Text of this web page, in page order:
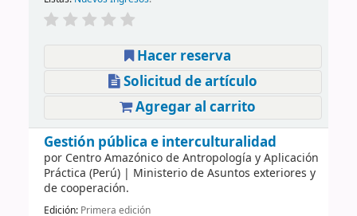
Hacer reserva
Solicitud de artículo
Agregar al carrito
Gestión pública e interculturalidad
por Centro Amazónico de Antropología y Aplicación
Práctica (Perú)| Ministerio de Asuntos exteriores y
de cooperación.
Edición: Primera edición